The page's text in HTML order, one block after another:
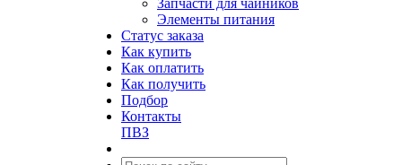
Запчасти для чайников
Элементы питания
Статус заказа
Как купить
Как оплатить
Как получить
Подбор
Контакты
ПВЗ